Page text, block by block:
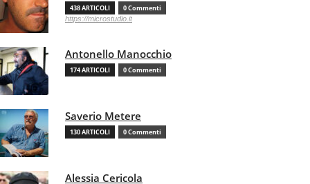
438 ARTICOLI 0 Commenti
https://microstudio.it
Antonello Manocchio
174 ARTICOLI 0 Commenti
Saverio Metere
130 ARTICOLI 0 Commenti
Alessia Cericola